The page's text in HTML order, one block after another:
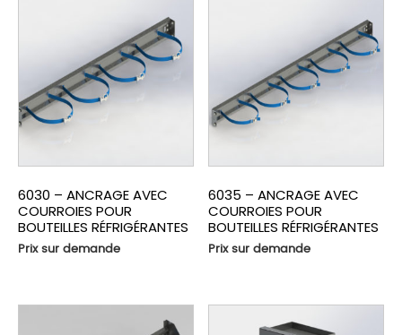
6030 – ANCRAGE AVEC
COURROIES POUR
BOUTEILLES RÉFRIGÉRANTES
Prix sur demande
6035 – ANCRAGE AVEC
COURROIES POUR
BOUTEILLES RÉFRIGÉRANTES
Prix sur demande